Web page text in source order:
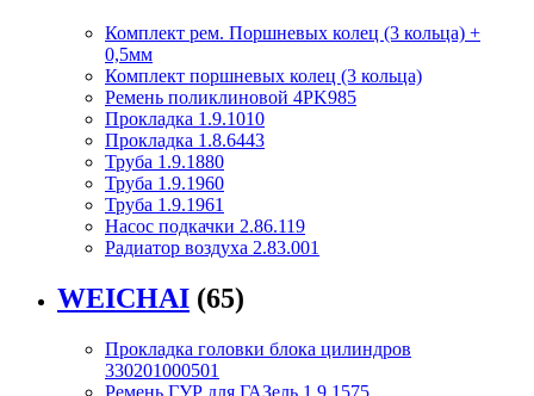
Комплект рем. Поршневых колец (3 кольца) +
0,5мм
Комплект поршневых колец (3 кольца)
Ремень поликлиновой 4PK985
Прокладка 1.9.1010
Прокладка 1.8.6443
Труба 1.9.1880
Труба 1.9.1960
Труба 1.9.1961
Насос подкачки 2.86.119
Радиатор воздуха 2.83.001
WEICHAI (65)
Прокладка головки блока цилиндров
330201000501
Ремень ГУР для ГАЗель 1.9.1575